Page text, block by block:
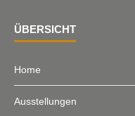
ÜBERSICHT
Home
Ausstellungen